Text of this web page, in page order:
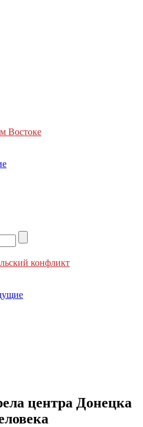
Востоке
конфликт
центра Донецка